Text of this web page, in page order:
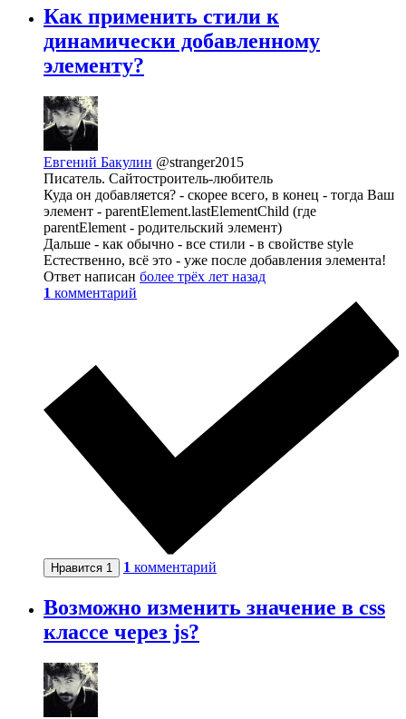
Как применить стили к
динамически добавленному
элементу?
Евгений Бакулин @stranger2015
Писатель. Сайтостроитель-любитель
Куда он добавляется? - скорее всего, в конец - тогда Ваш
элемент - parentElement.lastElementChild (где
parentElement - родительский элемент)
Дальше - как обычно - все стили - в свойстве style
Естественно, всё это - уже после добавления элемента!
Ответ написан более трёх лет назад
1 комментарий
Нравится 1 1 комментарий
Возможно изменить значение в css
классе через js?